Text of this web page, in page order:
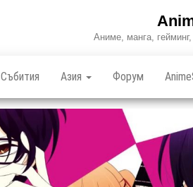
Аниме, манга,
Събития Азия Форум